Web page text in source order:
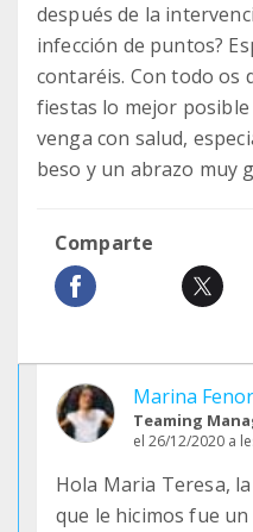
después de la
infección de puntos?
contaréis. Con todo os
fiestas lo mejor
venga con salud,
beso y un abrazo muy
Comparte
Marina
Teaming
el 26/12/2020 a
Hola Maria Teresa,
que le hicimos fue